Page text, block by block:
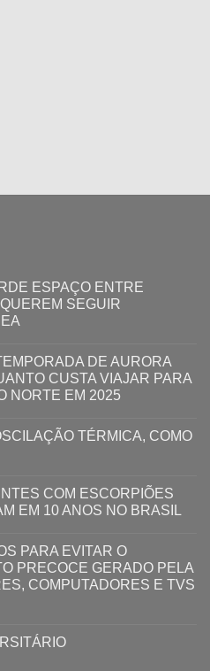
ESPAÇO ENTRE
SEGUIR
DE AURORA
CUSTA VIAJAR PARA
NORTE EM 2025
TÉRMICA, COMO
COM ESCORPIÕES
EM 10 ANOS NO BRASIL
PARA EVITAR O
PRECOCE GERADO PELA
COMPUTADORES E TVS​​